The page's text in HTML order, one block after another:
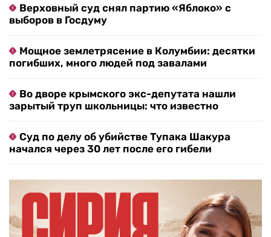
Верховный суд снял партию «Яблоко» с
выборов в Госдуму
Мощное землетрясение в Колумбии: десятки
погибших, много людей под завалами
Во дворе крымского экс-депутата нашли
зарытый труп школьницы: что известно
Суд по делу об убийстве Тупака Шакура
начался через 30 лет после его гибели